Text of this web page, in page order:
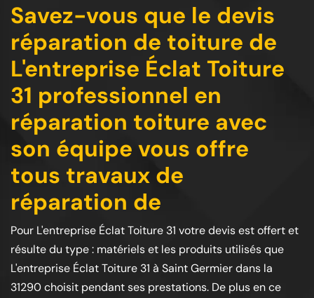
Savez-vous que le devis
réparation de toiture de
L'entreprise Éclat Toiture
31 professionnel en
réparation toiture avec
son équipe vous offre
tous travaux de
réparation de
Pour L'entreprise Éclat Toiture 31 votre devis est offert et
résulte du type : matériels et les produits utilisés que
L'entreprise Éclat Toiture 31 à Saint Germier dans la
31290 choisit pendant ses prestations. De plus en ce